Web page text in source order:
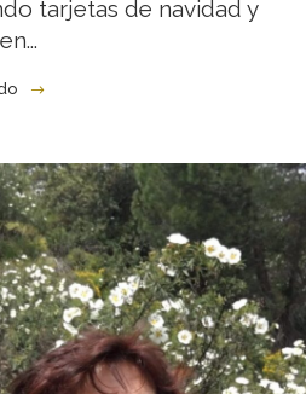
tarjetas de navidad y